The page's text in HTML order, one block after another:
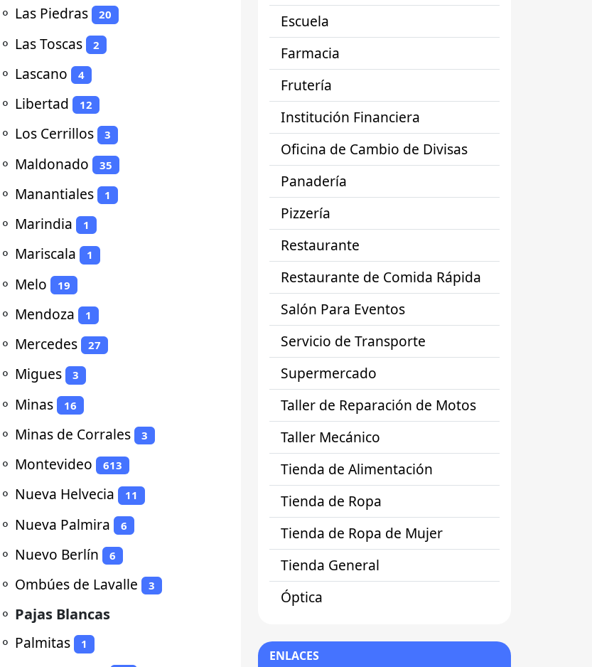
⚬ Las Piedras 20
⚬ Las Toscas 2
⚬ Lascano 4
⚬ Libertad 12
⚬ Los Cerrillos 3
⚬ Maldonado 35
⚬ Manantiales 1
⚬ Marindia 1
⚬ Mariscala 1
⚬ Melo 19
⚬ Mendoza 1
⚬ Mercedes 27
⚬ Migues 3
⚬ Minas 16
⚬ Minas de Corrales 3
⚬ Montevideo 613
⚬ Nueva Helvecia 11
⚬ Nueva Palmira 6
⚬ Nuevo Berlín 6
⚬ Ombúes de Lavalle 3
⚬ Pajas Blancas
⚬ Palmitas 1
Escuela
Farmacia
Frutería
Institución Financiera
Oficina de Cambio de Divisas
Panadería
Pizzería
Restaurante
Restaurante de Comida Rápida
Salón Para Eventos
Servicio de Transporte
Supermercado
Taller de Reparación de Motos
Taller Mecánico
Tienda de Alimentación
Tienda de Ropa
Tienda de Ropa de Mujer
Tienda General
Óptica
ENLACES